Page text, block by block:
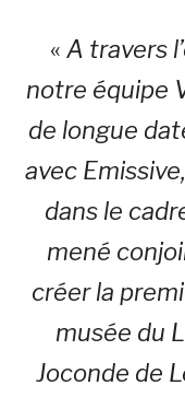
« A travers
notre équipe
de longue
avec
dans le
mené
créer la
musée du
Joconde de